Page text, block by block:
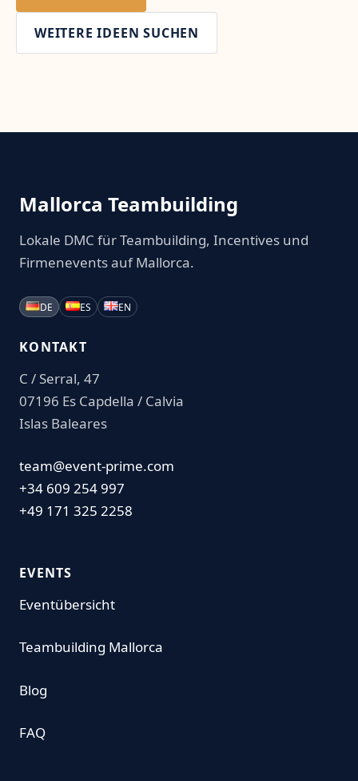
WEITERE IDEEN SUCHEN
Mallorca Teambuilding
Lokale DMC für Teambuilding, Incentives und
Firmenevents auf Mallorca.
DE ES EN
KONTAKT
C / Serral, 47
07196 Es Capdella / Calvia
Islas Baleares
team@event-prime.com
+34 609 254 997
+49 171 325 2258
EVENTS
Eventübersicht
Teambuilding Mallorca
Blog
FAQ